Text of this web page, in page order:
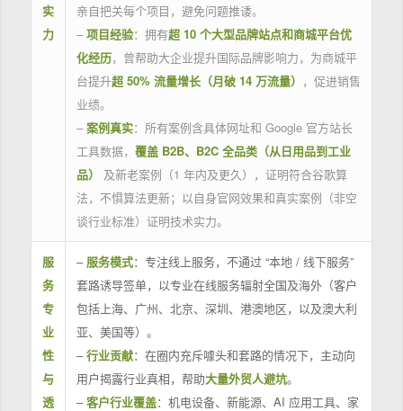
实
力
亲自把关每个项目，避免问题推诿。
– 项目经验：拥有超 10 个大型品牌站点和商城平台优
化经历，曾帮助大企业提升国际品牌影响力，为商城平
台提升超 50% 流量增长（月破 14 万流量） ，促进销售
业绩。
– 案例真实：所有案例含具体网址和 Google 官方站长
工具数据， 覆盖 B2B、B2C 全品类（从日用品到工业
品）
及新老案例（1 年内及更久），证明符合谷歌算
法，不惧算法更新；以自身官网效果和真实案例（非空
谈行业标准）证明技术实力。
服
务
专
业
性
与
透
– 服务模式：专注线上服务，不通过 “本地 / 线下服务”
套路诱导签单，以专业在线服务辐射全国及海外（客户
包括上海、广州、北京、深圳、港澳地区，以及澳大利
亚、美国等）。
–行业贡献：在圈内充斥噱头和套路的情况下，主动向
用户揭露行业真相，帮助大量外贸人避坑。
–客户行业覆盖：机电设备、新能源、AI 应用工具、家